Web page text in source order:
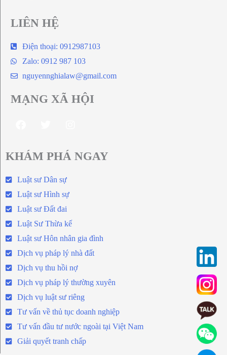
LIÊN HỆ
Điện thoại: 0912987103
Zalo: 0912 987 103
nguyennghialaw@gmail.com
MẠNG XÃ HỘI
KHÁM PHÁ NGAY
Luật sư Dân sự
Luật sư Hình sự
Luật sư Đất đai
Luật Sư Thừa kế
Luật sư Hôn nhân gia đình
Dịch vụ pháp lý nhà đất
Dịch vụ thu hồi nợ
Dịch vụ pháp lý thường xuyên
Dịch vụ luật sư riêng
Tư vấn về thủ tục doanh nghiệp
Tư vấn đầu tư nước ngoài tại Việt Nam
Giải quyết tranh chấp